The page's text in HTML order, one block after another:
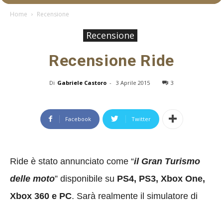
Home Recensione
Recensione
Recensione Ride
Di Gabriele Castoro - 3 Aprile 2015 3
Facebook Twitter
Ride è stato annunciato come “il Gran Turismo
delle moto” disponibile su PS4, PS3, Xbox One,
Xbox 360 e PC. Sarà realmente il simulatore di